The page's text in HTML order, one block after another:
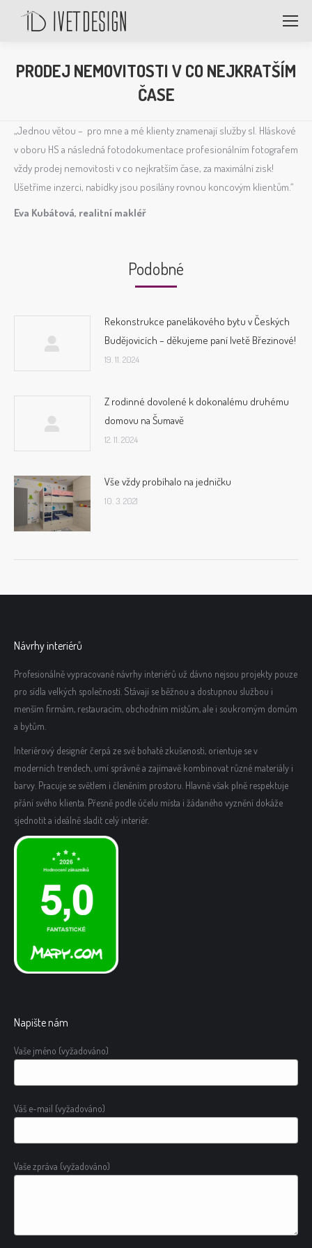
PRODEJ NEMOVITOSTI V CO NEJKRATŠÍM
ČASE
„Jednou větou – pro mne a mé klienty znamenají služby sl. Hláskové
v oboru HS a následná fotodokumentace profesionálním fotografem
vždy prodej nemovitosti v co nejkratším čase, za maximální zisk!
Ušetříme inzerci, nabídky jsou posílány rovnou koncovým klientům.“
Eva Kubátová, realitní makléř
Podobné
Rekonstrukce panelákového bytu v Českých
Budějovicích – děkujeme paní Ivetě Březinové!
19. 11. 2024
Z rodinné dovolené k dokonalému druhému
domovu na Šumavě
12. 11. 2024
Vše vždy probíhalo na jedničku
10. 3. 2021
Návrhy interiérů
Profesionálně vypracované návrhy interiérů už dávno nejsou projekty pouze
pro sídla velkých společností. Stávají se běžnou a dostupnou službou i
menším firmám, restauracím, obchodním místům, ale i soukromým domům
a bytům.
Interiérový designér čerpá ze své bohaté zkušenosti, orientuje se v
moderních trendech, umí správně a zajímavě kombinovat různé materiály i
barvy. Pracuje se světlem i členěním prostoru. Hlavně však plně respektuje
přání svého klienta. Přesně podle účelu místa i žádaného vyznění dokáže
sjednotit a ideálně sladit celý interiér.
Napište nám
Vaše jméno (vyžadováno)
Váš e-mail (vyžadováno)
Vaše zpráva (vyžadováno)